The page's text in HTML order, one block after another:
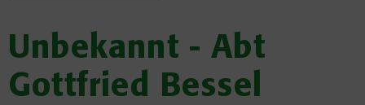
Unbekannt - Abt
Gottfried Bessel